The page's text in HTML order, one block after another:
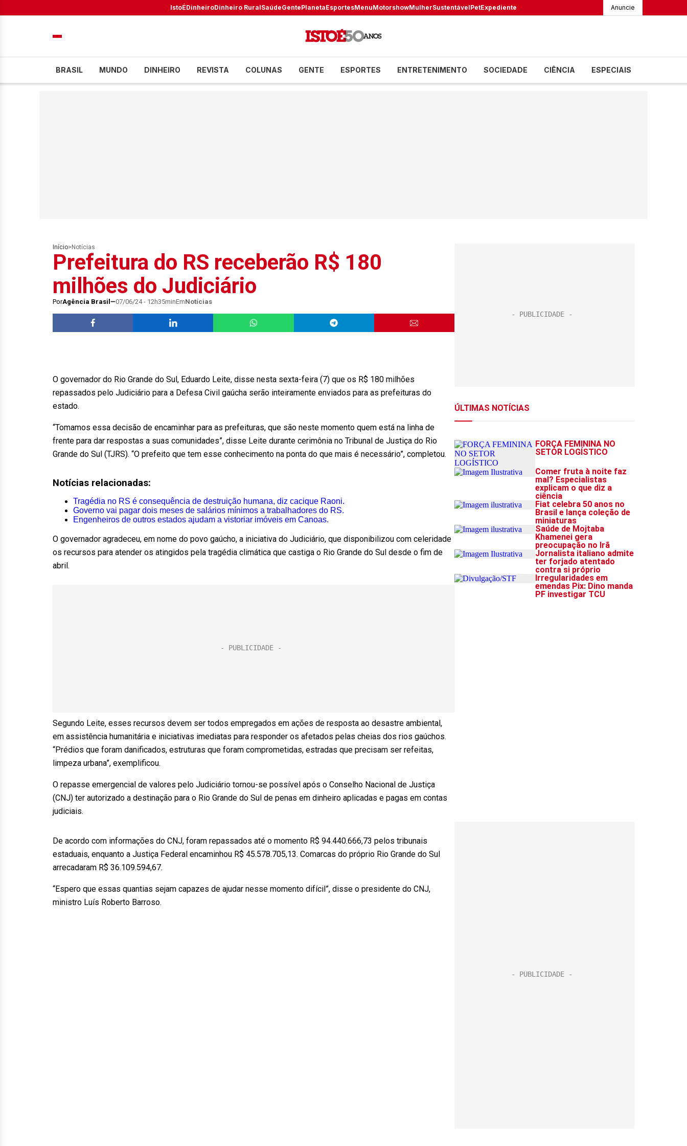
IstoÉDinheiroDinheiro RuralSaúdeGentePlanetaEsportesMenuMotorshowMulherSustentávelPetExpediente Anuncie
BRASIL MUNDO DINHEIRO REVISTA COLUNAS GENTE ESPORTES ENTRETENIMENTO SOCIEDADE CIÊNCIA ESPECIAIS
Início> Notícias
Prefeitura do RS receberão R$ 180
milhões do Judiciário
PorAgência Brasil 07/06/24 - 12h35minEmNotícias
O governador do Rio Grande do Sul, Eduardo Leite, disse nesta sexta-feira (7) que os R$ 180 milhões
repassados pelo Judiciário para a Defesa Civil gaúcha serão inteiramente enviados para as prefeituras do
estado.
“Tomamos essa decisão de encaminhar para as prefeituras, que são neste momento quem está na linha de
frente para dar respostas a suas comunidades”, disse Leite durante cerimônia no Tribunal de Justiça do Rio
Grande do Sul (TJRS). “O prefeito que tem esse conhecimento na ponta do que mais é necessário”, completou.
Notícias relacionadas:
Tragédia no RS é consequência de destruição humana, diz cacique Raoni.
Governo vai pagar dois meses de salários mínimos a trabalhadores do RS.
Engenheiros de outros estados ajudam a vistoriar imóveis em Canoas.
O governador agradeceu, em nome do povo gaúcho, a iniciativa do Judiciário, que disponibilizou com celeridade
os recursos para atender os atingidos pela tragédia climática que castiga o Rio Grande do Sul desde o fim de
abril.
Segundo Leite, esses recursos devem ser todos empregados em ações de resposta ao desastre ambiental,
em assistência humanitária e iniciativas imediatas para responder os afetados pelas cheias dos rios gaúchos.
“Prédios que foram danificados, estruturas que foram comprometidas, estradas que precisam ser refeitas,
limpeza urbana”, exemplificou.
O repasse emergencial de valores pelo Judiciário tornou-se possível após o Conselho Nacional de Justiça
(CNJ) ter autorizado a destinação para o Rio Grande do Sul de penas em dinheiro aplicadas e pagas em contas
judiciais.
De acordo com informações do CNJ, foram repassados até o momento R$ 94.440.666,73 pelos tribunais
estaduais, enquanto a Justiça Federal encaminhou R$ 45.578.705,13. Comarcas do próprio Rio Grande do Sul
arrecadaram R$ 36.109.594,67.
“Espero que essas quantias sejam capazes de ajudar nesse momento difícil”, disse o presidente do CNJ,
ministro Luís Roberto Barroso.